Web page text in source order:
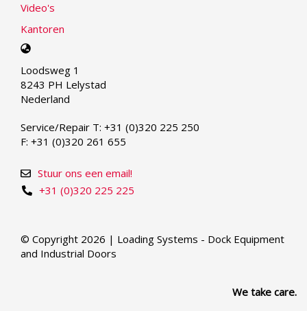
Video's
Kantoren
Select
language
Loodsweg 1
8243 PH Lelystad
Nederland
Service/Repair T: +31 (0)320 225 250
F: +31 (0)320 261 655
+31 (0)320 225 225
Stuur ons een email!
© Copyright 2026 | Loading Systems - Dock Equipment
and Industrial Doors
We take care.